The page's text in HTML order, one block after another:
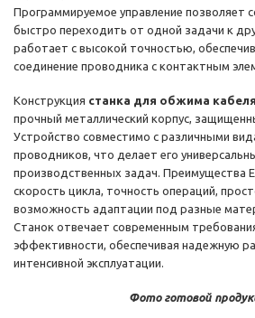
Программируемое управление позволяет
быстро переходить от одной задачи к
работает с высокой точностью,
соединение проводника с контактным
Конструкция станка для обжима кабеля
прочный металлический корпус,
Устройство совместимо с различными
проводников, что делает его
производственных задач. Преимущества
скорость цикла, точность операций,
возможность адаптации под разные
Станок отвечает современным
эффективности, обеспечивая надежную
интенсивной эксплуатации.
Фото готовой